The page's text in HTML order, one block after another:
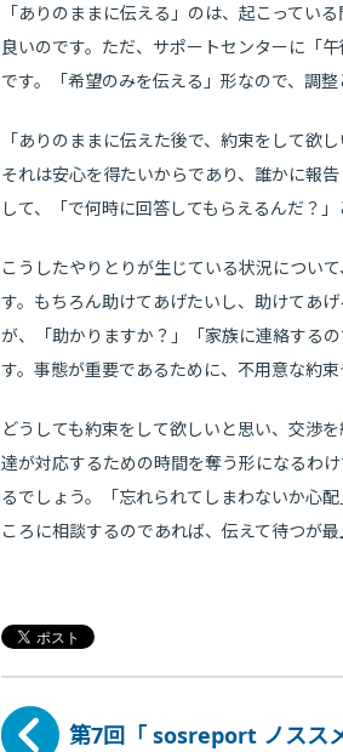
「ありのままに伝える」のは、起こってい
良いのです。ただ、サポートセンターに「
です。「希望のみを伝える」形なので、調整
「ありのままに伝えた後で、約束をして欲
それは安心を得たいからであり、誰かに報
して、「で何時に回答してもらえるんだ？
こうしたやりとりが生じている状況につい
す。もちろん助けてあげたいし、助けてあ
が、「助かりますか？」「家族に連絡する
す。事態が重要であるために、不用意な約
どうしても約束をして欲しいと思い、交渉
達が対応するための時間を奪う形になるわ
るでしょう。「忘れられてしまわないか心
ころに相談するのであれば、伝えて待つが最
第7回「 sosreport ノススメ